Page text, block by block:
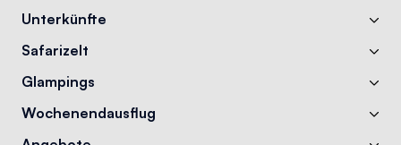
Unterkünfte
Safarizelt
Glampings
Wochenendausflug